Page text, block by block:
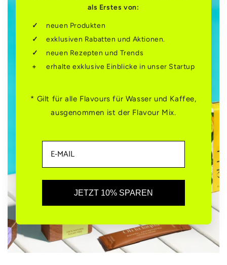
als Erstes von:
neuen Produkten
exklusiven Rabatten und Aktionen.
neuen Rezepten und Trends
erhalte exklusive Einblicke in unser Startup
* Gilt für alle Flavours für Wasser und Kaffee,
ausgenommen ist der Flavour Mix.
JETZT 10% SPAREN